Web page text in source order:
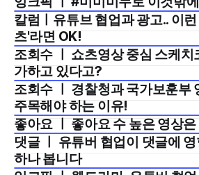
2024년 10월 4주
2024년 8월 4주
칼럼ㅣ유튜브 협업과 광고.. 이
츠'라면 OK!
2024년 8월 3주
조회수 ㅣ 쇼츠영상 중심 스케치
가하고 있다고?
2024년 7월 4주
조회수 ㅣ 경찰청과 국가보훈부
주목해야 하는 이유!
2024년 7월 1주
좋아요 ㅣ 좋아요 수 높은 영상
2024년 6월 2주
댓글 ㅣ 유튜버 협업이 댓글에
하나 봅니다